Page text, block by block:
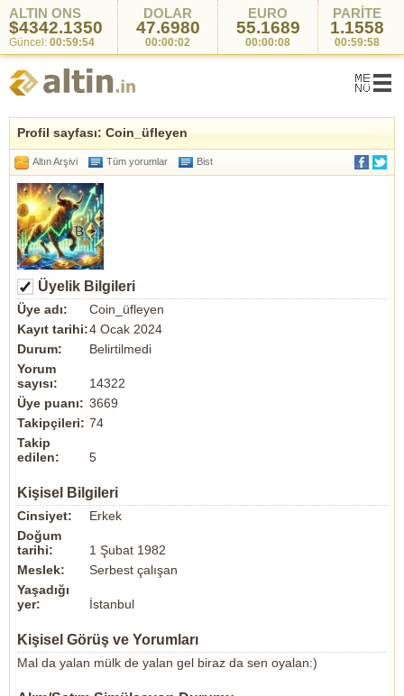
ALTIN ONS
$4342.1350
Güncel: 00:59:54
DOLAR
47.6980
00:00:02
EURO
55.1689
00:00:08
PARİTE
1.1558
00:59:58
Profil sayfası: Coin_üfleyen
Altın Arşivi Tüm yorumlar Bist
Üyelik Bilgileri
Üye adı:
Coin_üfleyen
Kayıt tarihi:4 Ocak 2024
Durum:
Belirtilmedi
Yorum
sayısı:
14322
Üye puanı: 3669
Takipçileri: 74
Takip
edilen:
5
Kişisel Bilgileri
Cinsiyet:
Erkek
Doğum
tarihi:
1 Şubat 1982
Meslek:
Serbest çalışan
Yaşadığı
yer:
İstanbul
Kişisel Görüş ve Yorumları
Mal da yalan mülk de yalan gel biraz da sen oyalan:)